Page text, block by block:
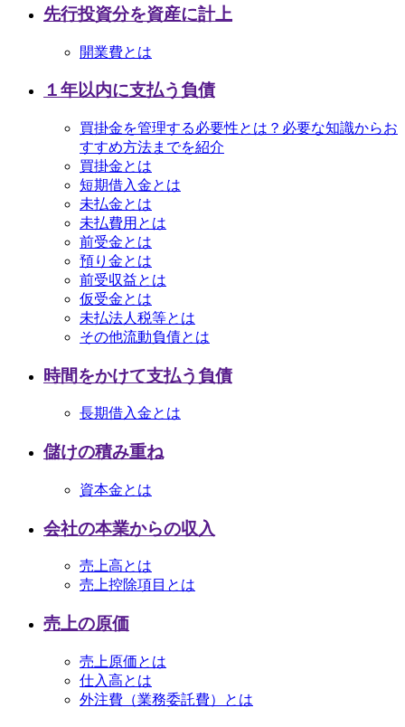
先行投資分を資産に計上
開業費とは
１年以内に支払う負債
買掛金を管理する必要性とは？必要な知識からお
すすめ方法までを紹介
買掛金とは
短期借入金とは
未払金とは
未払費用とは
前受金とは
預り金とは
前受収益とは
仮受金とは
未払法人税等とは
その他流動負債とは
時間をかけて支払う負債
長期借入金とは
儲けの積み重ね
資本金とは
会社の本業からの収入
売上高とは
売上控除項目とは
売上の原価
売上原価とは
仕入高とは
外注費（業務委託費）とは